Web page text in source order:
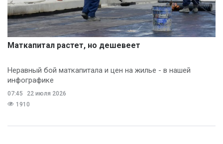
Маткапитал растет, но дешевеет
Неравный бой маткапитала и цен на жилье - в нашей
инфографике
07:45
22 июля 2026
1910